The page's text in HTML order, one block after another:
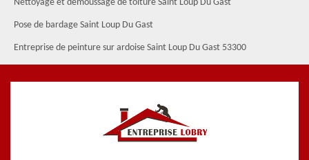
Nettoyage et démoussage de toiture Saint Loup Du Gast
Pose de bardage Saint Loup Du Gast
Entreprise de peinture sur ardoise Saint Loup Du Gast 53300